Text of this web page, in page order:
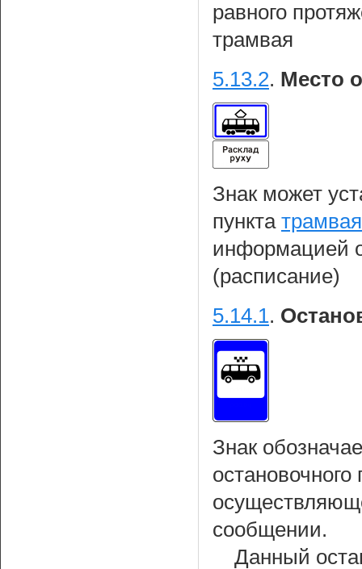
равного
трамвая
5.13.2. Место
Знак может
пункта трамвая
информацией
(расписание)
5.14.1.
Знак
остановочного
сообщении.
Данный